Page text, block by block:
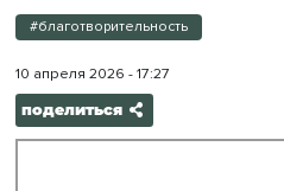
#благотворительность
10 апреля 2026 - 17:27
поделиться